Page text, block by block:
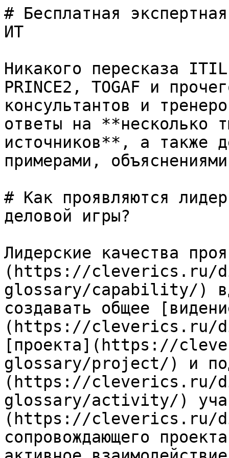
# Бесплатная
ИТ
Никакого пересказа
PRINCE2, TOGAF и
консультантов и
ответы на **несколько
источников**, а также
примерами,
# Как проявляются
деловой игры?
Лидерские качества
(https://cleverics.ru/
glossary/capability/)
создавать общее
(https://cleverics.ru/
[проекта](https://
glossary/project/) и
(https://cleverics.ru/
glossary/activity/)
(https://cleverics.ru/
сопровождающего